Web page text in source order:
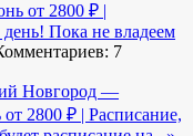
от 2800 ₽ |
Пока не владеем
7
Новгород —
2800 ₽ | Расписание,